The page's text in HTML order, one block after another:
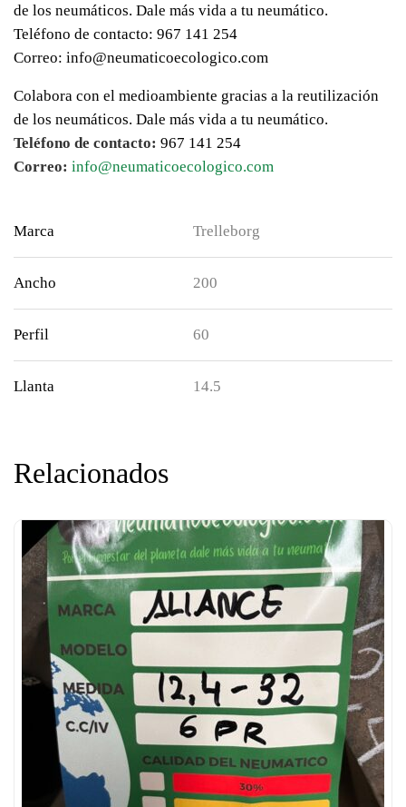
de los neumáticos. Dale más vida a tu neumático.
Teléfono de contacto: 967 141 254
Correo: info@neumaticoecologico.com
Colabora con el medioambiente gracias a la reutilización
de los neumáticos. Dale más vida a tu neumático.
Teléfono de contacto: 967 141 254
Correo: info@neumaticoecologico.com
Marca Trelleborg
Ancho 200
Perfil 60
Llanta 14.5
Relacionados